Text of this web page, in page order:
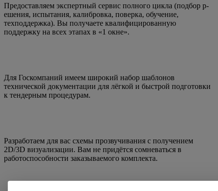
Предоставляем экспертный сервис полного цик­ла (под­бор р­
еш­ения, испы­тания, кали­бровка, поверка, обучение,
техподдержка). Вы получаете ква­ли­фи­ци­ро­ванную
поддержку на всех этапах в «1 окне».
Для Госкомпаний имеем широкий набор шаблонов
технической документации для лёгкой и быстрой подготовки
к тендерным процедурам.
Разработаем для вас схемы прозвучивания с получением
2D/3D визуализации. Вам не придётся сомневаться в
работоспособности заказываемого комплекта.